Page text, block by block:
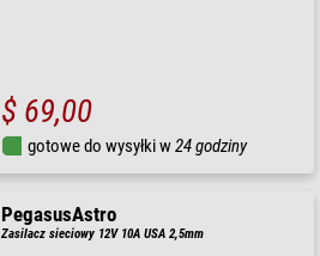
$ 69,00
gotowe do wysyłki w24 godziny
PegasusAstro
Zasilacz sieciowy 12V 10A USA 2,5mm